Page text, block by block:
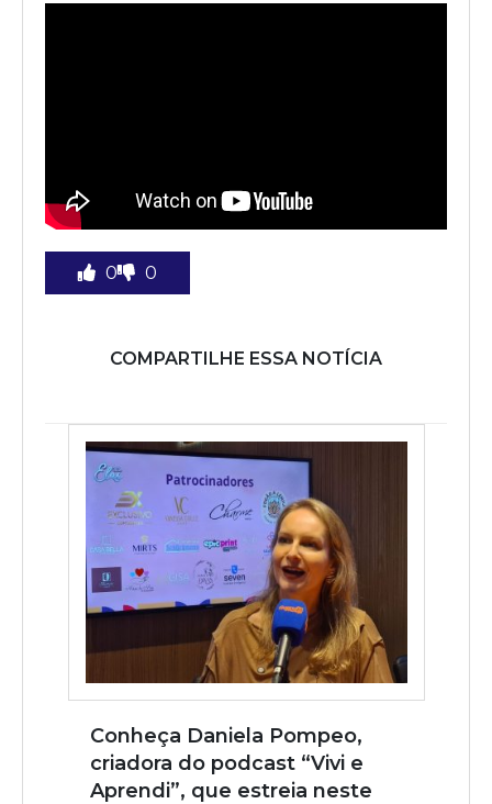
0 0
COMPARTILHE ESSA NOTÍCIA
Conheça Daniela Pompeo,
criadora do podcast “Vivi e
Aprendi”, que estreia neste